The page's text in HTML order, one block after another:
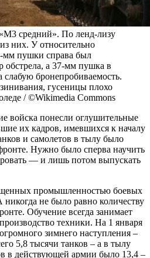
средний». По ленд-лизу
них. У относительно
мм пушки справа был
обстрела, а 37-мм пушка в
бронепробиваемость.
гусеницы плохо
/ ©Wikimedia Commons
войска понесли оглушительные
их кадров, имевшихся к началу
и самолетов в тылу было
Нужно было сперва научить
— и лишь потом выпускать
промышленностью боевых
не было равно количеству
Обучение всегда занимает
техники. На 1 января
зимнего наступления –
5,8 тысячи танков – а в тылу
в действующей армии было 13,4 –